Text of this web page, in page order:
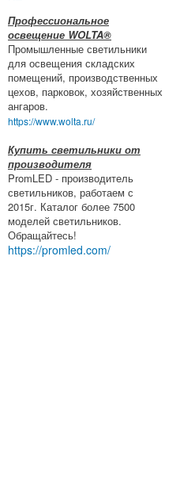
Профессиональное
освещение WOLTA®
Промышленные светильники
для освещения складских
помещений, производственных
цехов, парковок, хозяйственных
ангаров.
https://www.wolta.ru/
Купить светильники от
производителя
PromLED - производитель
светильников, работаем с
2015г. Каталог более 7500
моделей светильников.
Обращайтесь!
https://promled.com/